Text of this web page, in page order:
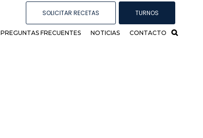
SOLICITAR RECETAS TURNOS
PREGUNTAS FRECUENTES NOTICIAS CONTACTO